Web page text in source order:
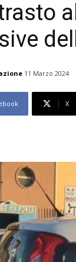
11 Marzo 2024
X